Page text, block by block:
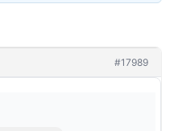
#17989